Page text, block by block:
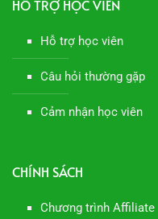
HỖ TRỢ HỌC VIÊN
Hỗ trợ học viên
Câu hỏi thường gặp
Cảm nhận học viên
CHÍNH SÁCH
Chương trình Affiliate